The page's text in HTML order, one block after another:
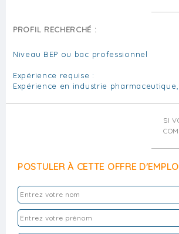
PROFIL RECHERCHÉ :
Niveau BEP ou bac professionnel
Expérience requise :
Expérience en industrie
SI
POSTULER À CETTE OFFRE